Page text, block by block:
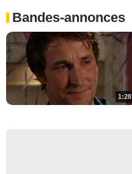
Bandes-annonces
1:28